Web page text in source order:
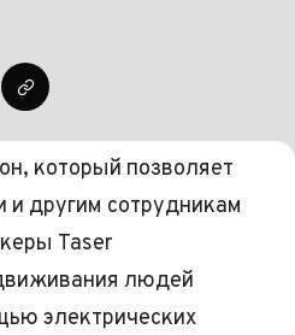
который позволяет
другим сотрудникам
Taser
людей
электрических